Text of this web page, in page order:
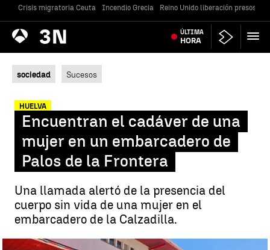
Crisis migratoria Ceuta Incendio Grecia Reino Unido liberación presos
Antena
3 Noticias ÚLTIMA
HORA
sociedad Sucesos
HUELVA
Encuentran el cadáver de una
mujer en un embarcadero de
Palos de la Frontera
Una llamada alertó de la presencia del
cuerpo sin vida de una mujer en el
embarcadero de la Calzadilla.